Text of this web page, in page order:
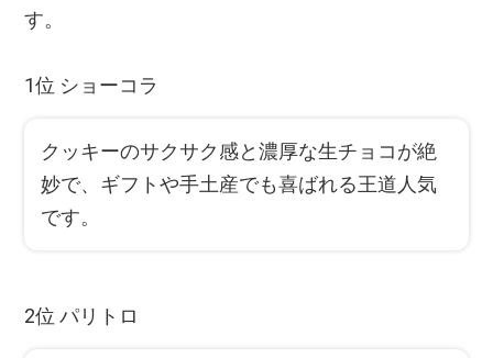
す。
1位 ショーコラ
クッキーのサクサク感と濃厚な生チョコが絶
妙で、ギフトや手土産でも喜ばれる王道人気
です。
2位 パリトロ